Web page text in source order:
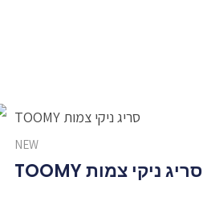
NEW
סריג ניקי צמות TOOMY